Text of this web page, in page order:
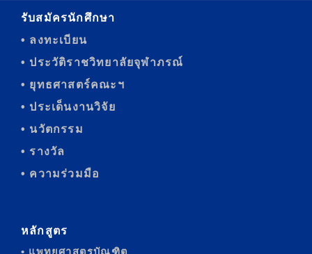
รับสมัครนักศึกษา
• ลงทะเบียน
• ประวัติราชวิทยาลัยจุฬาภรณ์
• ยุทธศาสตร์คณะฯ
• ประเด็นงานวิจัย
• นวัตกรรม
• รางวัล
• ความร่วมมือ
หลักสูตร